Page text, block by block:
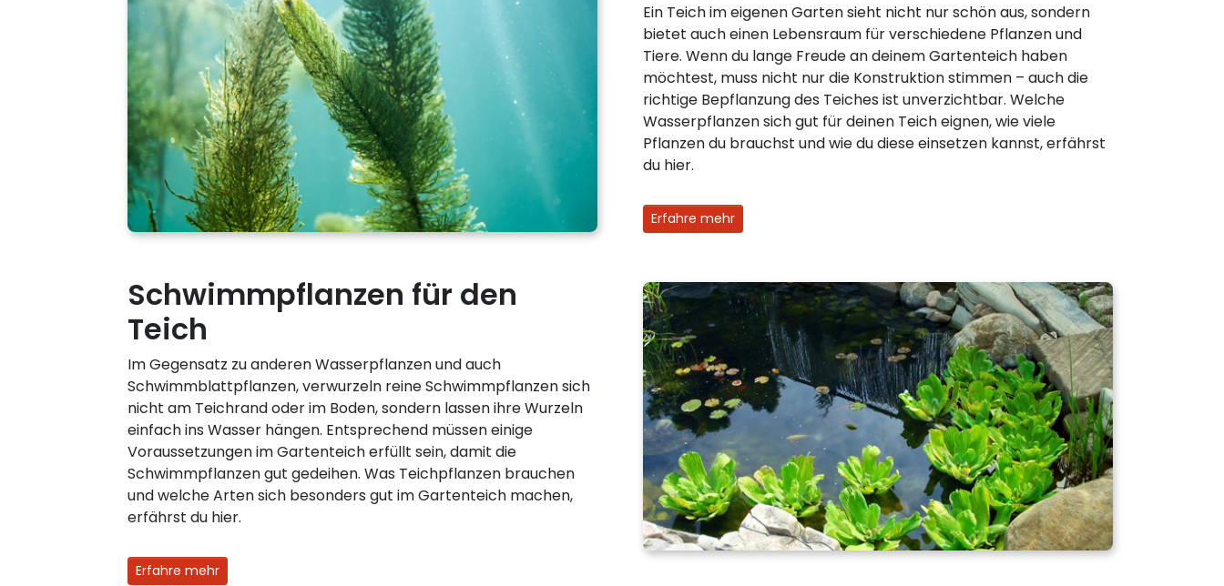
Ein Teich im eigenen Garten sieht nicht nur schön aus, sondern
bietet auch einen Lebensraum für verschiedene Pflanzen und
Tiere. Wenn du lange Freude an deinem Gartenteich haben
möchtest, muss nicht nur die Konstruktion stimmen – auch die
richtige Bepflanzung des Teiches ist unverzichtbar. Welche
Wasserpflanzen sich gut für deinen Teich eignen, wie viele
Pflanzen du brauchst und wie du diese einsetzen kannst, erfährst
du hier.
Erfahre mehr
Schwimmpflanzen für den
Teich
Im Gegensatz zu anderen Wasserpflanzen und auch
Schwimmblattpflanzen, verwurzeln reine Schwimmpflanzen sich
nicht am Teichrand oder im Boden, sondern lassen ihre Wurzeln
einfach ins Wasser hängen. Entsprechend müssen einige
Voraussetzungen im Gartenteich erfüllt sein, damit die
Schwimmpflanzen gut gedeihen. Was Teichpflanzen brauchen
und welche Arten sich besonders gut im Gartenteich machen,
erfährst du hier.
Erfahre mehr